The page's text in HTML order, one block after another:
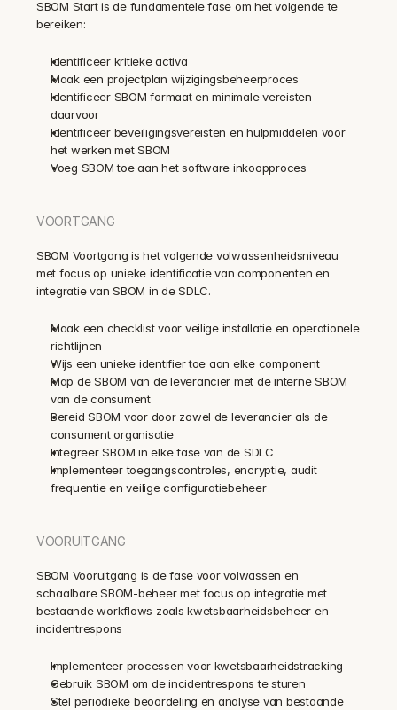
SBOM Start is de fundamentele fase om het volgende te
bereiken:
Identificeer kritieke activa
Maak een projectplan wijzigingsbeheerproces
Identificeer SBOM formaat en minimale vereisten
daarvoor
Identificeer beveiligingsvereisten en hulpmiddelen voor
het werken met SBOM
Voeg SBOM toe aan het software inkoopproces
VOORTGANG
SBOM Voortgang is het volgende volwassenheidsniveau
met focus op unieke identificatie van componenten en
integratie van SBOM in de SDLC.
Maak een checklist voor veilige installatie en operationele
richtlijnen
Wijs een unieke identifier toe aan elke component
Map de SBOM van de leverancier met de interne SBOM
van de consument
Bereid SBOM voor door zowel de leverancier als de
consument organisatie
Integreer SBOM in elke fase van de SDLC
Implementeer toegangscontroles, encryptie, audit
frequentie en veilige configuratiebeheer
VOORUITGANG
SBOM Vooruitgang is de fase voor volwassen en
schaalbare SBOM-beheer met focus op integratie met
bestaande workflows zoals kwetsbaarheidsbeheer en
incidentrespons
Implementeer processen voor kwetsbaarheidstracking
Gebruik SBOM om de incidentrespons te sturen
Stel periodieke beoordeling en analyse van bestaande